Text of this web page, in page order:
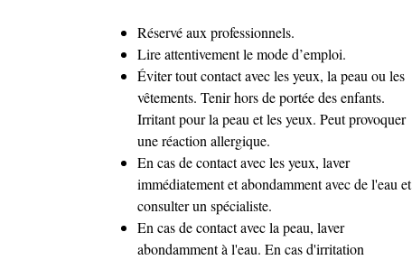
Réservé aux professionnels.
Lire attentivement le mode d’emploi.
Éviter tout contact avec les yeux, la peau ou les
vêtements. Tenir hors de portée des enfants.
Irritant pour la peau et les yeux. Peut provoquer
une réaction allergique.
En cas de contact avec les yeux, laver
immédiatement et abondamment avec de l'eau et
consulter un spécialiste.
En cas de contact avec la peau, laver
abondamment à l'eau. En cas d'irritation